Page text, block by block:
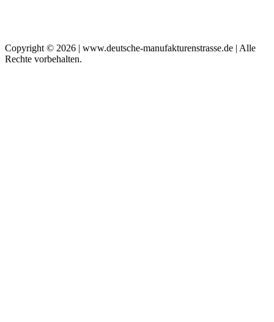
Copyright © 2026 | www.deutsche-manufakturenstrasse.de | Alle
Rechte vorbehalten.